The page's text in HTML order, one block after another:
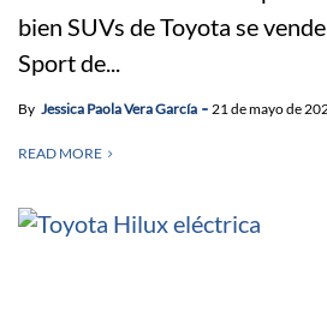
bien SUVs de Toyota se
Sport de...
By Jessica Paola Vera García 21 de mayo de
READ MORE